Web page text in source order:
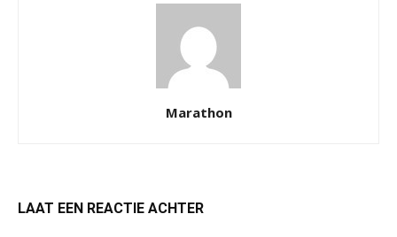
Marathon
LAAT EEN REACTIE ACHTER